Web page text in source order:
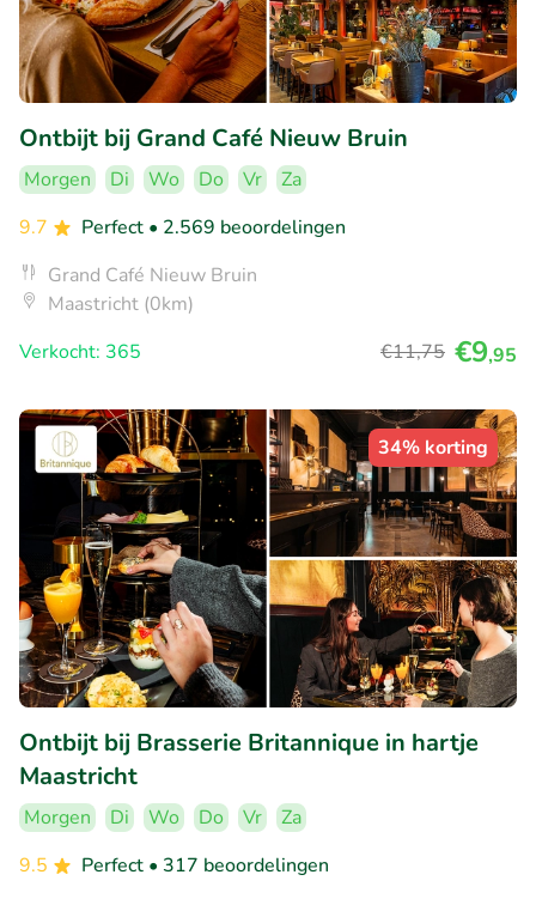
Ontbijt bij Grand Café Nieuw Bruin
Morgen Di Wo Do Vr
Za
9.7
Perfect • 2.569 beoordelingen
Grand Café Nieuw Bruin
Maastricht (0km)
Verkocht: 365
€11,75 €9,95
34% korting
Ontbijt bij Brasserie Britannique in hartje
Maastricht
Morgen Di Wo Do Vr
Za
9.5
Perfect • 317 beoordelingen